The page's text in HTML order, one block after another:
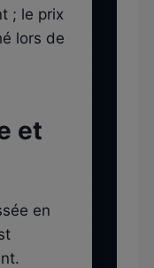
; le prix
lors de
et
en